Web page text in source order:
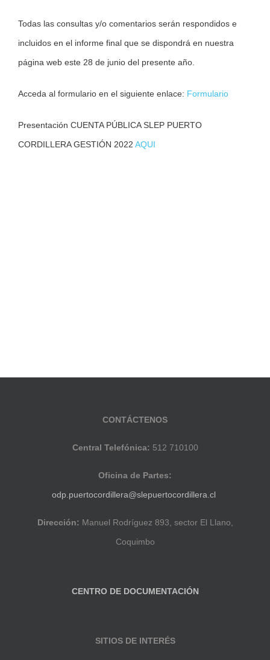
Todas las consultas y/o comentarios serán respondidos e
incluidos en el informe final que se dispondrá en nuestra
página web este 28 de junio del presente año.
Acceda al formulario en el siguiente enlace: Formulario
Presentación CUENTA PÚBLICA SLEP PUERTO
CORDILLERA GESTIÓN 2022 AQUI
CONTÁCTENOS
Central Telefónica: 512 710100
Oficina de Partes:
odp.puertocordillera@slepuertocordillera.cl
Dirección: Manuel Rodríguez 893, sector El Llano,
Coquimbo
CENTRO DE DOCUMENTACIÓN
SITIOS DE INTERÉS